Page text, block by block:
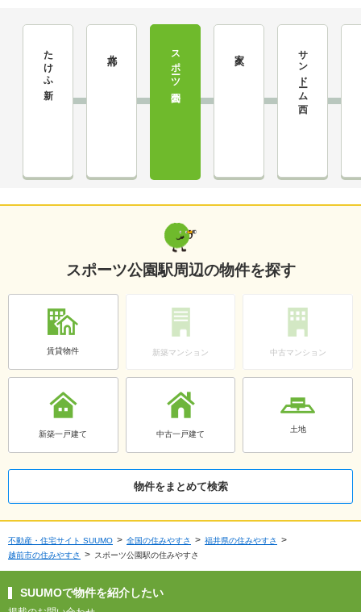
たけふ新 スポーツ公園 サンドーム西
スポーツ公園駅周辺の物件を探す
賃貸物件 新築マンション 中古マンション
新築一戸建て 中古一戸建て
土地
物件をまとめて検索
不動産・住宅サイト SUUMO 全国の住みやすさ
福井県の住みやすさ
越前市の住みやすさ
スポーツ公園駅の住みやすさ
SUUMOで物件を紹介したい